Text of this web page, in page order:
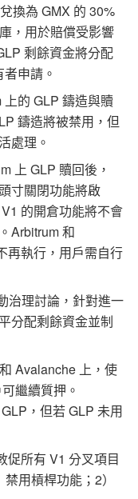
換為 GMX 的 30%
，用於賠償受影響
剩餘資金將分配
申請。
的 GLP 鑄造與贖
鑄造將被禁用，但
處理。
上 GLP 贖回後，
寸關閉功能將啟
的開倉功能將不會
Arbitrum 和
再執行，用戶需自行
治理討論，針對進一
分配剩餘資金並制
Avalanche 上，使
繼續質押。
，但若 GLP 未用
促所有 V1 分叉項目
用槓桿功能；2）